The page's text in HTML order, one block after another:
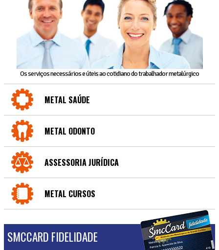
Os serviços necessários e úteis ao cotidiano do trabalhador metalúrgico
METAL SAÚDE
METAL ODONTO
ASSESSORIA JURÍDICA
METAL CURSOS
SMCCARD FIDELIDADE